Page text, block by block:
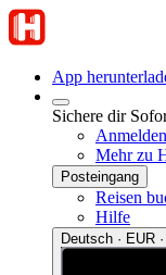
App
Sichere dir
Anmelden
Mehr zu
Posteingang
Reisen
Hilfe
Deutsch · EUR